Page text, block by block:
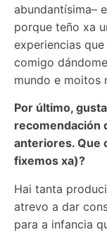
abundantísima–
porque teño xa
experiencias
comigo
mundo e moitos
Por último,
recomendación
anteriores. Que
fixemos xa)?
Hai tanta
atrevo a dar
para a infancia